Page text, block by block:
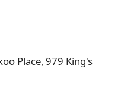
Place, 979 King's